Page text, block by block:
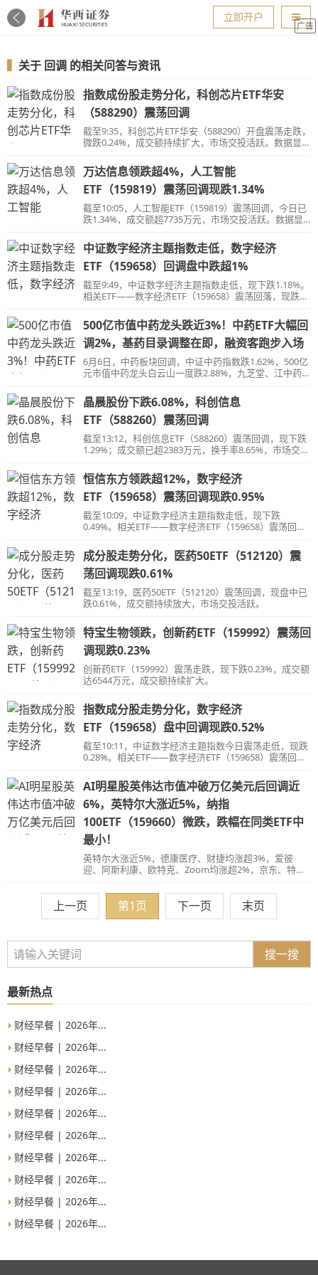
导航
立即开户
广告
关于 回调 的相关问答与资讯
指数成份股走势分化，科创芯片ETF华安
（588290）震荡回调
截至9:35，科创芯片ETF华安（588290）开盘震荡走跌，
微跌0.24%，成交额持续扩大，市场交投活跃。数据显
备受资金关注。
万达信息领跌超4%，人工智能
ETF（159819）震荡回调现跌1.34%
截至10:05，人工智能ETF（159819）震荡回调，今日已
跌1.34%，成交额超7735万元，市场交投活跃。数据显
计净流入金额超7亿元。
中证数字经济主题指数走低，数字经济
ETF（159658）回调盘中跌超1%
截至9:49，中证数字经济主题指数走低，现下跌1.18%。
相关ETF——数字经济ETF（159658）震荡回落，现跌
500亿市值中药龙头跌近3%！中药ETF大幅回
调2%，基药目录调整在即，融资客跑步入场
6月6日，中药板块回调，中证中药指数跌1.62%，500亿
元市值中药龙头白云山一度跌2.88%，九芝堂、江中药
晶晨股份下跌6.08%，科创信息
ETF（588260）震荡回调
截至13:12，科创信息ETF（588260）震荡回调，现下跌
1.29%；成交额已超2383万元，换手率8.65%，市场交投
恒信东方领跌超12%，数字经济
ETF（159658）震荡回调现跌0.95%
截至10:09，中证数字经济主题指数走低，现下跌
0.49%。相关ETF——数字经济ETF（159658）震荡回
成分股走势分化，医药50ETF（512120）震
荡回调现跌0.61%
截至13:19，医药50ETF（512120）震荡回调，现盘中已
跌0.61%，成交额持续放大，市场交投活跃。
特宝生物领跌，创新药ETF（159992）震荡回
调现跌0.23%
创新药ETF（159992）震荡走跌，现下跌0.23%，成交额
达6544万元，成交额持续扩大。
指数成分股走势分化，数字经济
ETF（159658）盘中回调现跌0.52%
截至10:11，中证数字经济主题指数今日震荡走低，现跌
0.28%。相关ETF——数字经济ETF（159658）震荡回
AI明星股英伟达市值冲破万亿美元后回调近
6%，英特尔大涨近5%，纳指
100ETF（159660）微跌，跌幅在同类ETF中
最小！
英特尔大涨近5%，德康医疗、财捷均涨超3%，爱彼
迎、阿斯利康、欧特克、Zoom均涨超2%，京东、特斯
数跌0.7%，三连涨后首度调整。
上一页 第1页 下一页 末页
搜一搜
最新热点
财经早餐 | 2026年...
财经早餐 | 2026年...
财经早餐 | 2026年...
财经早餐 | 2026年...
财经早餐 | 2026年...
财经早餐 | 2026年...
财经早餐 | 2026年...
财经早餐 | 2026年...
财经早餐 | 2026年...
财经早餐 | 2026年...